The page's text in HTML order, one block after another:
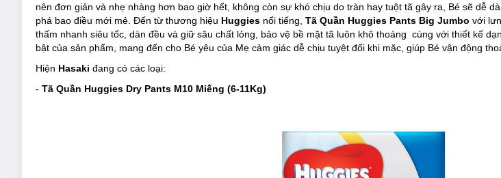
nên đơn giản và nhẹ nhàng hơn bao giờ hết, không còn sự khó chịu do tràn hay tuột tã gây ra, Bé sẽ dễ
phá bao điều mới mẻ. Đến từ thương hiệu Huggies nổi tiếng, Tã Quần Huggies Pants Big Jumbo với
thấm nhanh siêu tốc, dàn đều và giữ sâu chất lỏng, bảo vệ bề mặt tã luôn khô thoáng cùng với thiết kế
bật của sản phẩm, mang đến cho Bé yêu của Mẹ cảm giác dễ chịu tuyệt đối khi mặc, giúp Bé vận động
Hiện Hasaki đang có các loại:
- Tã Quần Huggies Dry Pants M10 Miếng (6-11Kg)